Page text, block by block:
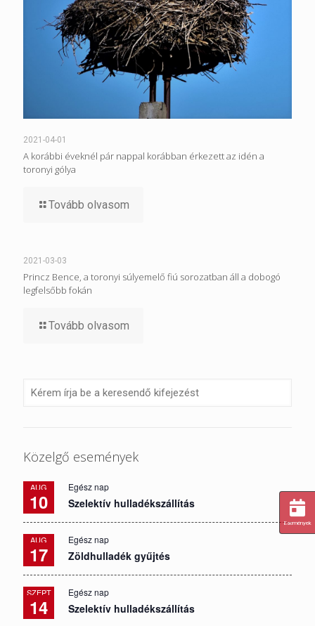
2021-04-01
A korábbi éveknél pár nappal korábban érkezett az idén a
toronyi gólya
Tovább olvasom
2021-03-03
Princz Bence, a toronyi súlyemelő fiú sorozatban áll a dobogó
legfelsőbb fokán
Tovább olvasom
Közelgő események
AUG
10
Egész nap
Szelektív hulladékszállítás
AUG
17
Egész nap
Zöldhulladék gyűjtés
SZEPT
14
Egész nap
Szelektív hulladékszállítás
Események